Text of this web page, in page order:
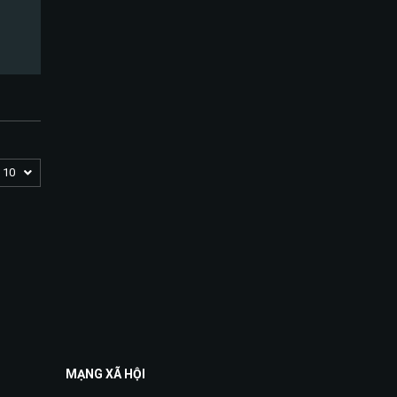
10
MẠNG XÃ HỘI